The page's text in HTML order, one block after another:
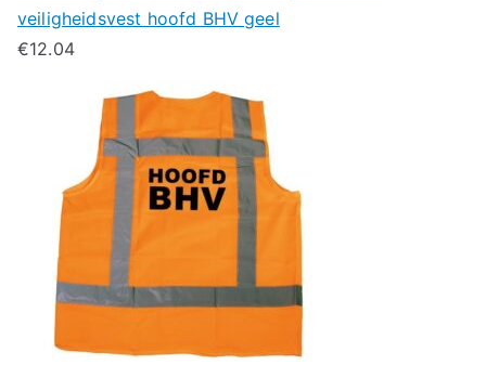
veiligheidsvest hoofd BHV geel
€12.04